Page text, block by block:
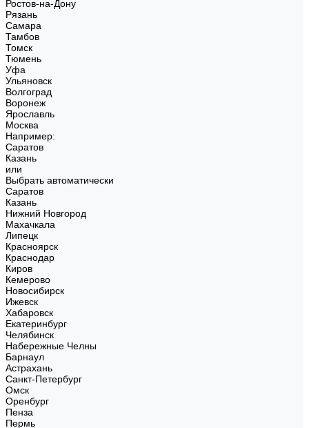
Ростов-на-Дону
Рязань
Самара
Тамбов
Томск
Тюмень
Уфа
Ульяновск
Волгоград
Воронеж
Ярославль
Москва
Например:
Саратов
Казань
или
Выбрать автоматически
Саратов
Казань
Нижний Новгород
Махачкала
Липецк
Красноярск
Краснодар
Киров
Кемерово
Новосибирск
Ижевск
Хабаровск
Екатеринбург
Челябинск
Набережные Челны
Барнаул
Астрахань
Санкт-Петербург
Омск
Оренбург
Пенза
Пермь